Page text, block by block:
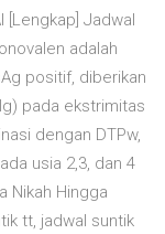
[Lengkap] Jadwal
adalah
positif, diberikan
pada ekstrimitas
dengan DTPw,
usia 2,3, dan 4
Nikah Hingga
tt, jadwal suntik